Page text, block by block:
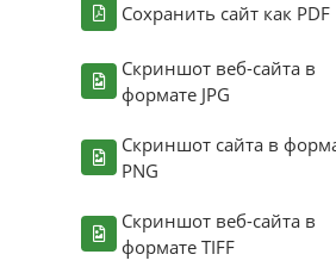
Сохранить сайт как PDF
Скриншот веб-сайта в
формате JPG
Скриншот сайта в
PNG
Скриншот веб-сайта в
формате TIFF